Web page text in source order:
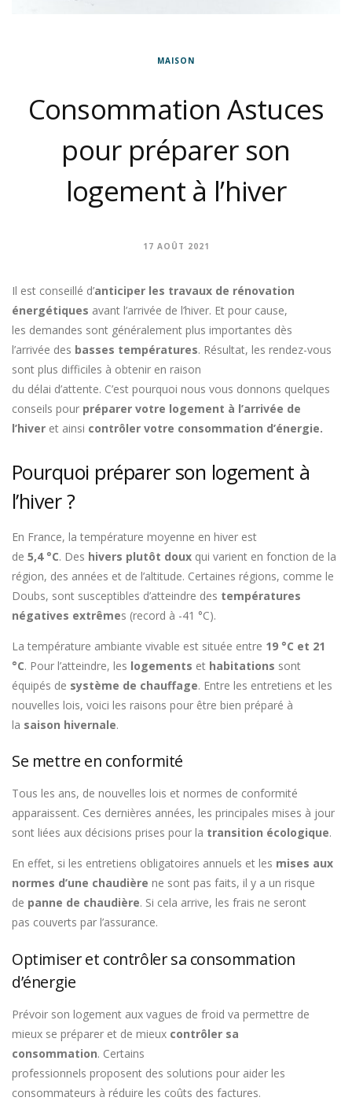
MAISON
Consommation Astuces
pour préparer son
logement à l’hiver
17 AOÛT 2021
Il est conseillé d’anticiper les travaux de rénovation
énergétiques avant l’arrivée de l’hiver. Et pour cause,
les demandes sont généralement plus importantes dès
l’arrivée des basses températures. Résultat, les rendez-vous
sont plus difficiles à obtenir en raison
du délai d’attente. C’est pourquoi nous vous donnons quelques
conseils pour préparer votre logement à l’arrivée de
l’hiver et ainsi contrôler votre consommation d’énergie.
Pourquoi préparer son logement à
l’hiver ?
En France, la température moyenne en hiver est
de 5,4 °C. Des hivers plutôt doux qui varient en fonction de la
région, des années et de l’altitude. Certaines régions, comme le
Doubs, sont susceptibles d’atteindre des températures
négatives extrêmes (record à -41 °C).
La température ambiante vivable est située entre 19 °C et 21
°C. Pour l’atteindre, les logements et habitations sont
équipés de système de chauffage. Entre les entretiens et les
nouvelles lois, voici les raisons pour être bien préparé à
la saison hivernale.
Se mettre en conformité
Tous les ans, de nouvelles lois et normes de conformité
apparaissent. Ces dernières années, les principales mises à jour
sont liées aux décisions prises pour la transition écologique.
En effet, si les entretiens obligatoires annuels et les mises aux
normes d’une chaudière ne sont pas faits, il y a un risque
de panne de chaudière. Si cela arrive, les frais ne seront
pas couverts par l’assurance.
Optimiser et contrôler sa consommation
d’énergie
Prévoir son logement aux vagues de froid va permettre de
mieux se préparer et de mieux contrôler sa
consommation. Certains
professionnels proposent des solutions pour aider les
consommateurs à réduire les coûts des factures.